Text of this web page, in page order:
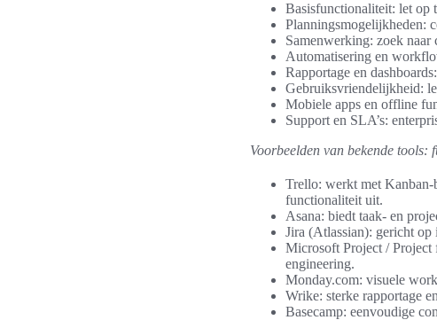
Basisfunctionaliteit: let op
Planningsmogelijkheden:
Samenwerking: zoek naar
Automatisering en
Rapportage en
Gebruiksvriendelijkheid:
Mobiele apps en offline
Support en SLA’s:
Voorbeelden van bekende tools:
Trello: werkt met Kanban-
functionaliteit uit.
Asana: biedt taak- en
Jira (Atlassian): gericht op
Microsoft Project / Project
engineering.
Monday.com: visuele
Wrike: sterke rapportage
Basecamp: eenvoudige